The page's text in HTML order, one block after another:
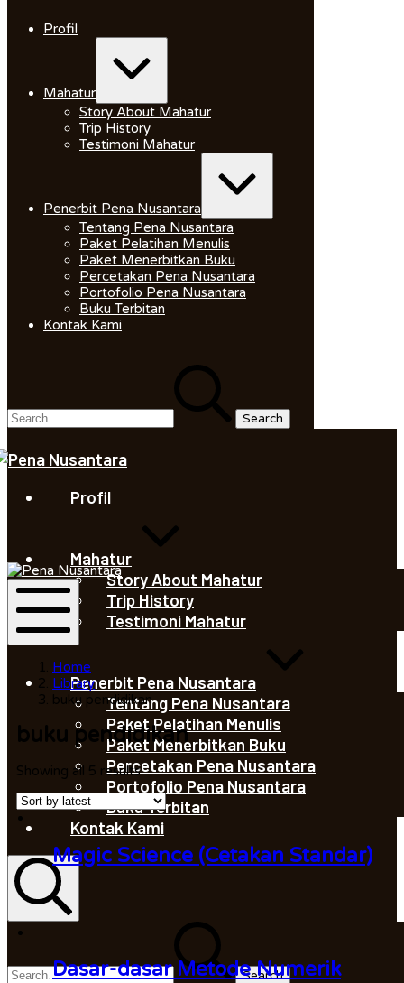
content
Profil
Mahatur
Story About Mahatur
Trip History
Testimoni Mahatur
Penerbit Pena Nusantara
Tentang Pena Nusantara
Paket Pelatihan Menulis
Paket Menerbitkan Buku
Percetakan Pena Nusantara
Portofolio Pena Nusantara
Buku Terbitan
Kontak Kami
Profil
Mahatur
Story About Mahatur
Trip History
Testimoni Mahatur
Penerbit Pena Nusantara
Tentang Pena Nusantara
Paket Pelatihan Menulis
Paket Menerbitkan Buku
Percetakan Pena Nusantara
Portofolio Pena Nusantara
Buku Terbitan
Kontak Kami
Search
Search
Saleha
Juliandi
Mobile
Menu
Home
Library
buku pendidikan
buku pendidikan
Showing all 5 results
Magic Science (Cetakan Standar)
Dasar-dasar Metode Numerik